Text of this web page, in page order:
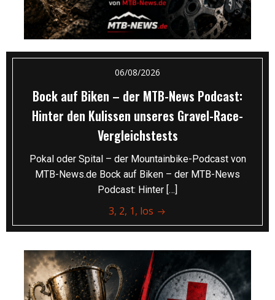
06/08/2026
Bock auf Biken – der MTB-News Podcast:
Hinter den Kulissen unseres Gravel-Race-
Vergleichstests
Pokal oder Spital – der Mountainbike-Podcast von
MTB-News.de Bock auf Biken – der MTB-News
Podcast: Hinter […]
3, 2, 1, los